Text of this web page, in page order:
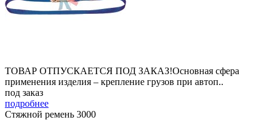
ТОВАР ОТПУСКАЕТСЯ ПОД ЗАКАЗ!Основная сфера
применения изделия – крепление грузов при автоп..
под заказ
подробнее
Стяжной ремень 3000